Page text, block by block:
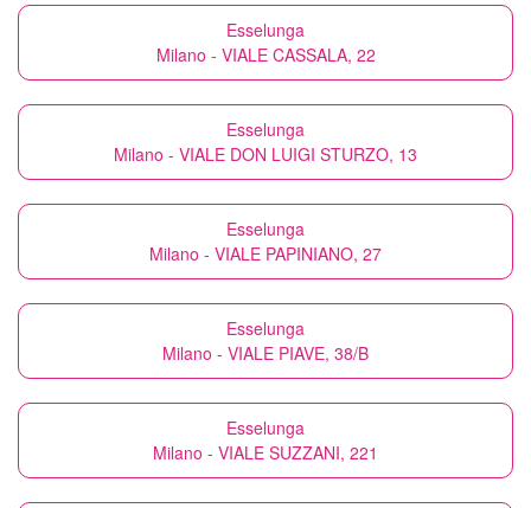
Esselunga
Milano - VIALE CASSALA, 22
Esselunga
Milano - VIALE DON LUIGI STURZO, 13
Esselunga
Milano - VIALE PAPINIANO, 27
Esselunga
Milano - VIALE PIAVE, 38/B
Esselunga
Milano - VIALE SUZZANI, 221